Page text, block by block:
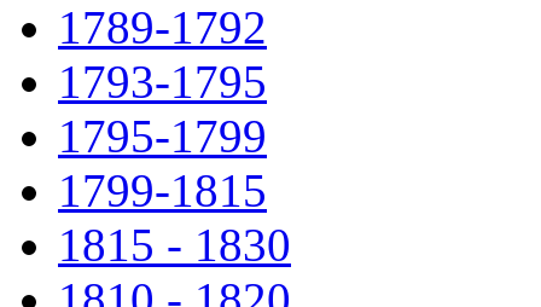
1789-1792
1793-1795
1795-1799
1799-1815
1815 - 1830